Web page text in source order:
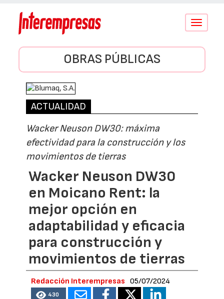
Conmutar
OBRAS PÚBLICAS
ACTUALIDAD
Wacker Neuson DW30: máxima
efectividad para la construcción y los
movimientos de tierras
Wacker Neuson DW30
en Moicano Rent: la
mejor opción en
adaptabilidad y eficacia
para construcción y
movimientos de tierras
Redacción Interempresas 05/07/2024
430